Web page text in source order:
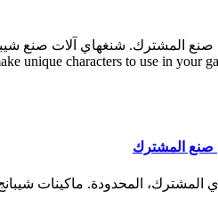
unique characters to use in your
صنع المشترك